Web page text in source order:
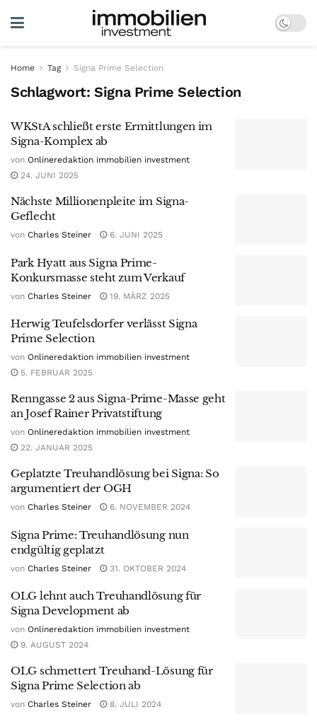
Home Tag Signa Prime Selection
Schlagwort:Signa Prime Selection
WKStA schließt erste Ermittlungen im
Signa-Komplex ab
von Onlineredaktion immobilien investment
24. JUNI 2025
Nächste Millionenpleite im Signa-
Geflecht
von Charles Steiner 6. JUNI 2025
Park Hyatt aus Signa Prime-
Konkursmasse steht zum Verkauf
von Charles Steiner 19. MÄRZ 2025
Herwig Teufelsdorfer verlässt Signa
Prime Selection
von Onlineredaktion immobilien investment
5. FEBRUAR 2025
Renngasse 2 aus Signa-Prime-Masse geht
an Josef Rainer Privatstiftung
von Onlineredaktion immobilien investment
22. JANUAR 2025
Geplatzte Treuhandlösung bei Signa: So
argumentiert der OGH
von Charles Steiner 6. NOVEMBER 2024
Signa Prime: Treuhandlösung nun
endgültig geplatzt
von Charles Steiner 31. OKTOBER 2024
OLG lehnt auch Treuhandlösung für
Signa Development ab
von Onlineredaktion immobilien investment
9. AUGUST 2024
OLG schmettert Treuhand-Lösung für
Signa Prime Selection ab
von Charles Steiner 8. JULI 2024